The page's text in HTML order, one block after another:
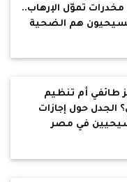
مخدرات تموّل الإرهاب..
هم الضحية
طائفي أم تنظيم
الجدل حول إجازات
في مصر